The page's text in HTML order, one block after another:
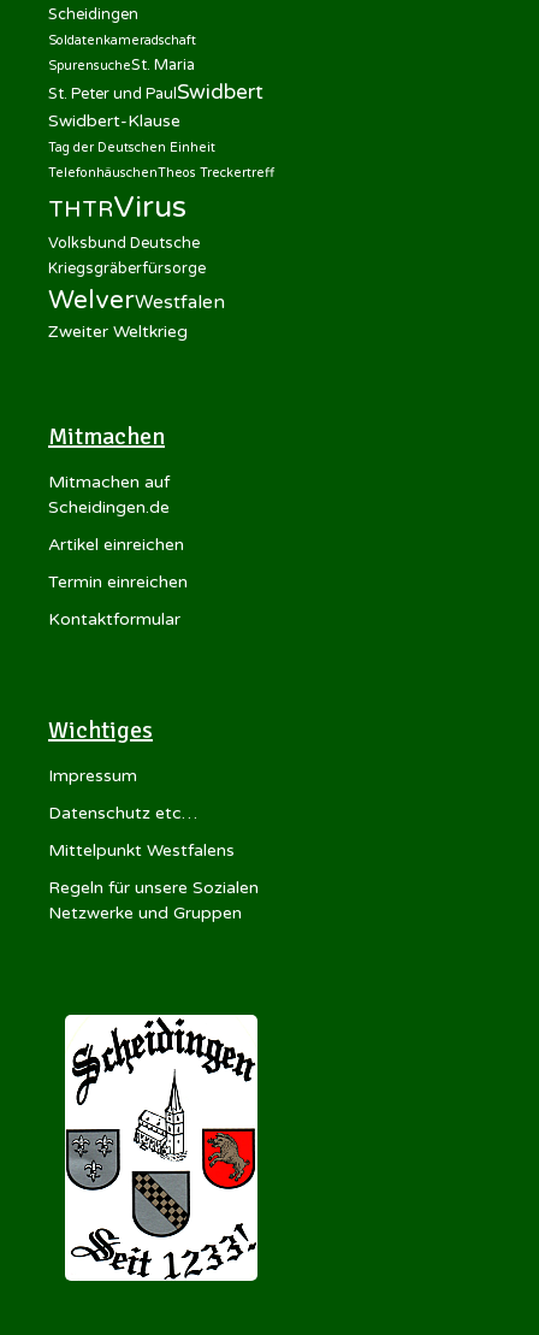
Scheidingen
Soldatenkameradschaft
SpurensucheSt. Maria
St. Peter und PaulSwidbert
Swidbert-Klause
Tag der Deutschen Einheit
TelefonhäuschenTheos Treckertreff
THTRVirus
Volksbund Deutsche
Kriegsgräberfürsorge
WelverWestfalen
Zweiter Weltkrieg
Mitmachen
Mitmachen auf
Scheidingen.de
Artikel einreichen
Termin einreichen
Kontaktformular
Wichtiges
Impressum
Datenschutz etc…
Mittelpunkt Westfalens
Regeln für unsere Sozialen
Netzwerke und Gruppen